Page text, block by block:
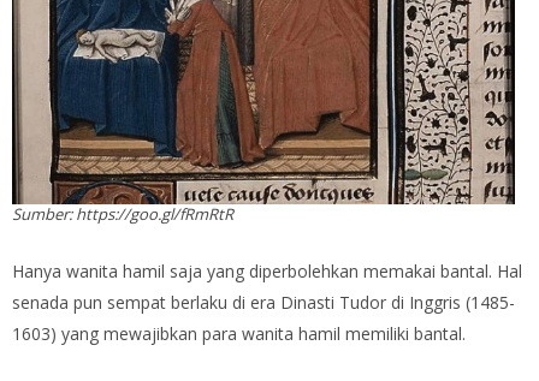
Sumber: https://goo.gl/fRmRtR
Hanya wanita hamil saja yang diperbolehkan memakai bantal. Hal
senada pun sempat berlaku di era Dinasti Tudor di Inggris (1485-
1603) yang mewajibkan para wanita hamil memiliki bantal.